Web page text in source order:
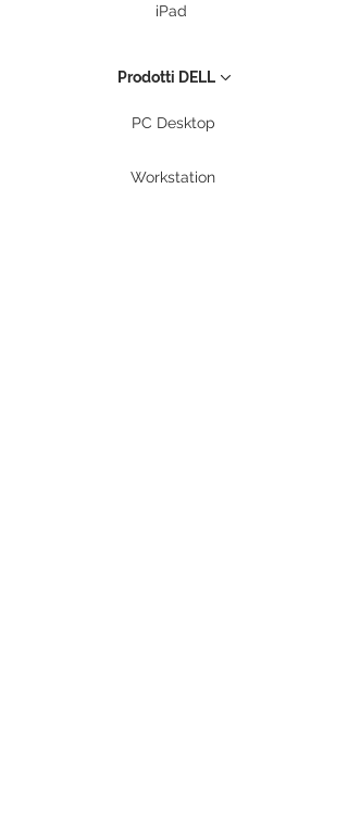
iPad
Prodotti DELL
PC Desktop
Workstation